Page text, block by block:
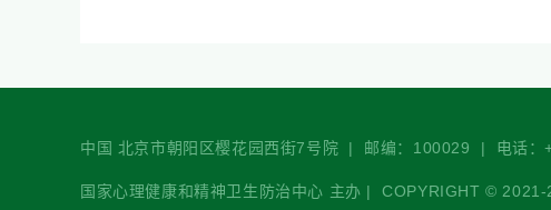
中国 北京市朝阳区樱花园西街7号院 | 邮编：100029 | 电话
国家心理健康和精神卫生防治中心 主办 | COPYRIGHT ©